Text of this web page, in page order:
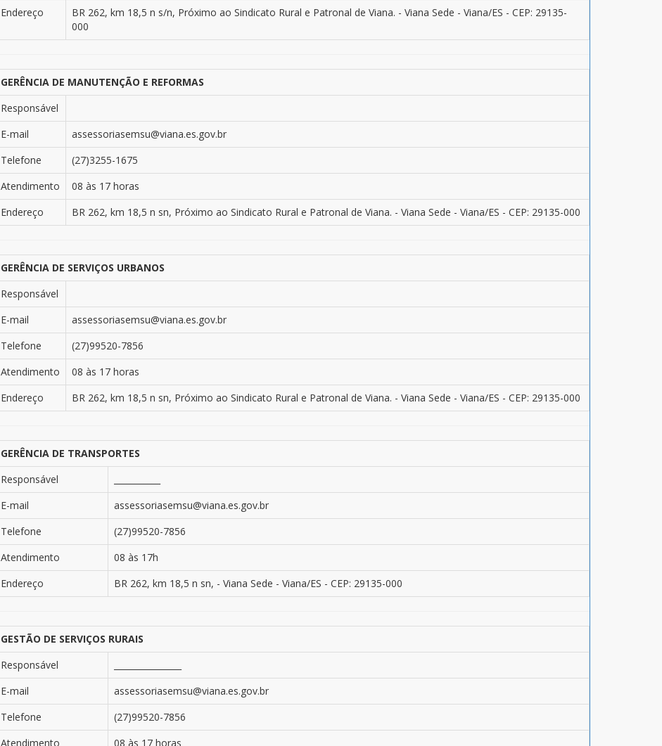
Endereço
BR 262, km 18,5 n s/n, Próximo ao Sindicato Rural e Patronal de Viana. - Viana Sede - Viana/ES - CEP: 29135-
000
GERÊNCIA DE MANUTENÇÃO E REFORMAS
Responsável
E-mail
assessoriasemsu@viana.es.gov.br
Telefone
(27)3255-1675
Atendimento
08 às 17 horas
Endereço
BR 262, km 18,5 n sn, Próximo ao Sindicato Rural e Patronal de Viana. - Viana Sede - Viana/ES - CEP: 29135-000
GERÊNCIA DE SERVIÇOS URBANOS
Responsável
E-mail
assessoriasemsu@viana.es.gov.br
Telefone
(27)99520-7856
Atendimento
08 às 17 horas
Endereço
BR 262, km 18,5 n sn, Próximo ao Sindicato Rural e Patronal de Viana. - Viana Sede - Viana/ES - CEP: 29135-000
GERÊNCIA DE TRANSPORTES
Responsável
E-mail
assessoriasemsu@viana.es.gov.br
Telefone
(27)99520-7856
Atendimento
08 às 17h
Endereço
BR 262, km 18,5 n sn, - Viana Sede - Viana/ES - CEP: 29135-000
GESTÃO DE SERVIÇOS RURAIS
Responsável
E-mail
assessoriasemsu@viana.es.gov.br
Telefone
(27)99520-7856
Atendimento
08 às 17 horas